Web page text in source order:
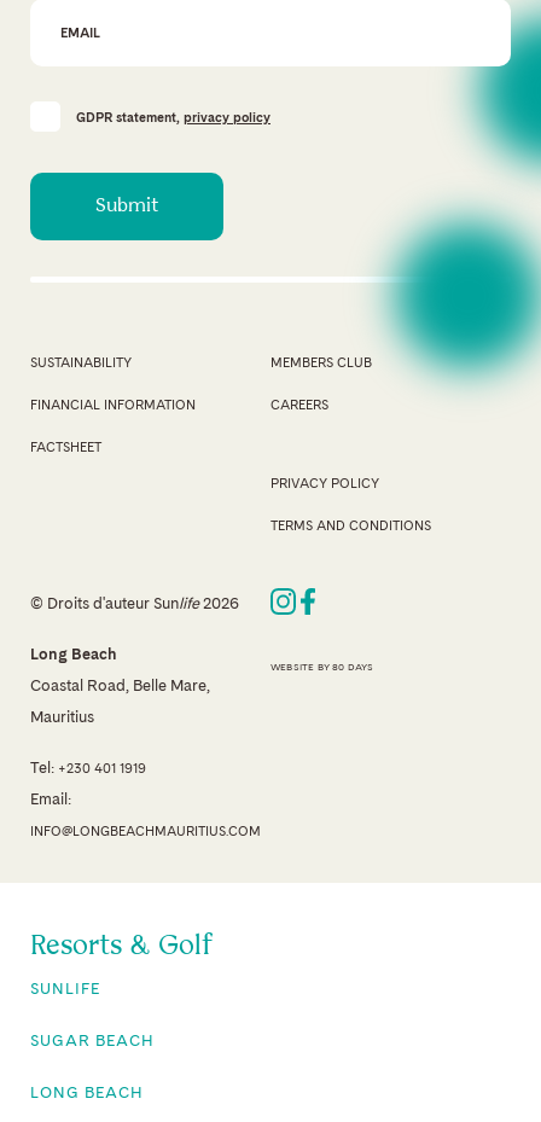
GDPR statement, privacy policy
SUSTAINABILITY
FINANCIAL INFORMATION
FACTSHEET
MEMBERS CLUB
CAREERS
PRIVACY POLICY
TERMS AND CONDITIONS
© Droits d'auteur Sunlife2026
Long Beach
Coastal Road, Belle Mare,
Mauritius
Tel: +230 401 1919
Email:
INFO@LONGBEACHMAURITIUS.COM
WEBSITE BY 80 DAYS
Resorts & Golf
SUNLIFE
SUGAR BEACH
LONG BEACH